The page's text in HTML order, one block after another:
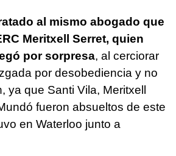
al mismo abogado que
Meritxell Serret, quien
por sorpresa, al cerciorar
por desobediencia y no
ya que Santi Vila, Meritxell
fueron absueltos de este
en Waterloo junto a